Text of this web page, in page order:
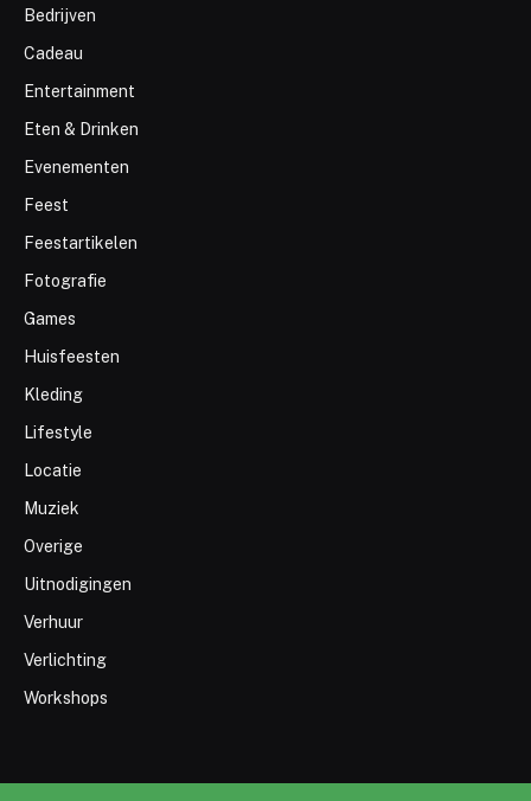
Bedrijven
Cadeau
Entertainment
Eten & Drinken
Evenementen
Feest
Feestartikelen
Fotografie
Games
Huisfeesten
Kleding
Lifestyle
Locatie
Muziek
Overige
Uitnodigingen
Verhuur
Verlichting
Workshops